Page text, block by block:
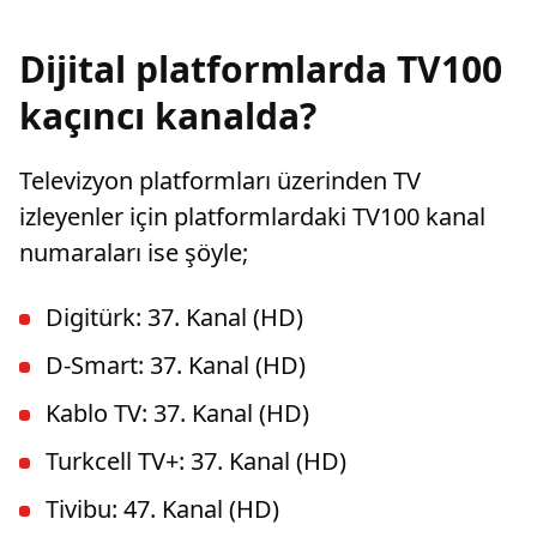
Dijital platformlarda TV100
kaçıncı kanalda?
Televizyon platformları üzerinden TV
izleyenler için platformlardaki TV100 kanal
numaraları ise şöyle;
Digitürk: 37. Kanal (HD)
D-Smart: 37. Kanal (HD)
Kablo TV: 37. Kanal (HD)
Turkcell TV+: 37. Kanal (HD)
Tivibu: 47. Kanal (HD)